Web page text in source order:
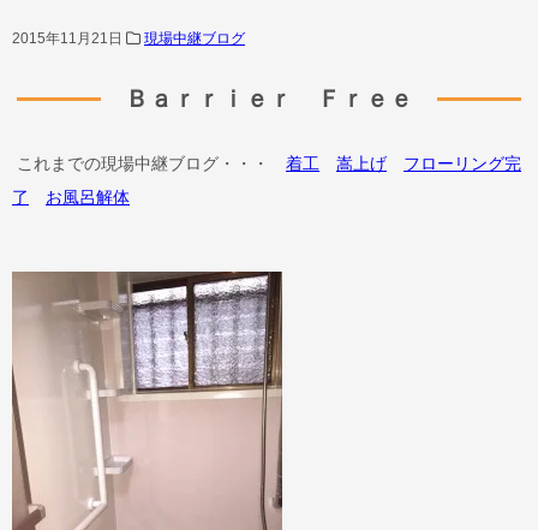
2015年11月21日 現場中継ブログ
Ｂａｒｒｉｅｒ Ｆｒｅｅ
これまでの現場中継ブログ・・・ 着工 嵩上げ
フローリング完
了
お風呂解体